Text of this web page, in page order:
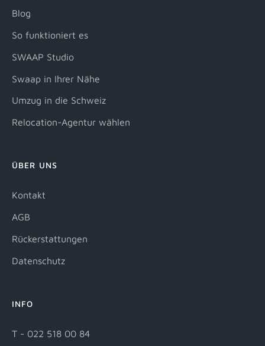
Blog
So funktioniert es
SWAAP Studio
Swaap in Ihrer Nähe
Umzug in die Schweiz
Relocation-Agentur wählen
ÜBER UNS
Kontakt
AGB
Rückerstattungen
Datenschutz
INFO
T - 022 518 00 84